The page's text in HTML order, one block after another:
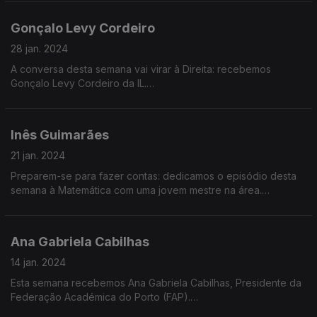
crise?
Associação Chão das Lutas.
Gonçalo Levy Cordeiro
28 jan. 2024
A conversa desta semana vai virar à Direita: recebemos
Gonçalo Levy Cordeiro da IL.
de Carlos Guimarães Pinto.
Onde anda o Liberalismo, entre a IL, o PSD e o CDS?
Como aumentar o salário dos portugueses?
Inês Guimarães
21 jan. 2024
Preparem-se para fazer contas: dedicamos o episódio desta
semana à Matemática com uma jovem mestre na área.
«MathGurl» lançou o primeiro canal do YouTube sobre
quadradas ou piadas matemáticas.
Ana Gabriela Cabilhas
14 jan. 2024
Esta semana recebemos Ana Gabriela Cabilhas, Presidente da
Federação Académica do Porto (FAP).